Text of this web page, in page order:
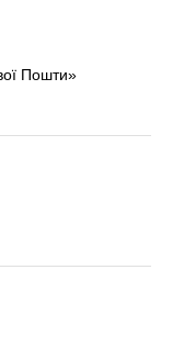
Пошти»